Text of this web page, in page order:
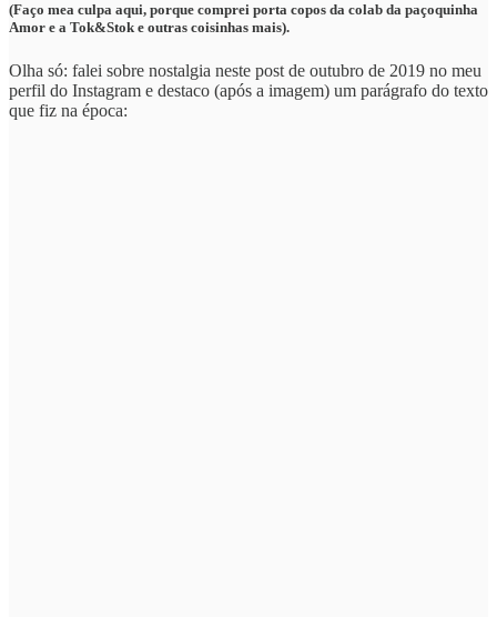
(Faço mea culpa aqui, porque comprei porta copos da colab da paçoquinha
Amor e a Tok&Stok e outras coisinhas mais).
Olha só: falei sobre nostalgia neste post de outubro de 2019 no meu
perfil do Instagram e destaco (após a imagem) um parágrafo do texto
que fiz na época: